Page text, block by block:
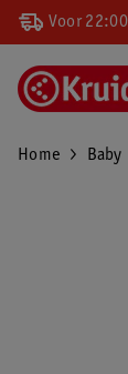
Voor
Home Baby